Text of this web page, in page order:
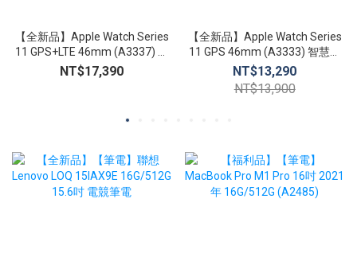
【全新品】Apple Watch Series
11 GPS+LTE 46mm (A3337) 智
慧手錶 心臟健康通知 生命徵象
睡眠追蹤
NT$17,390
【全新品】Apple Watch Series
11 GPS 46mm (A3333) 智慧手
錶 心臟健康通知 生命徵象 睡眠
追蹤
NT$13,290
NT$13,900